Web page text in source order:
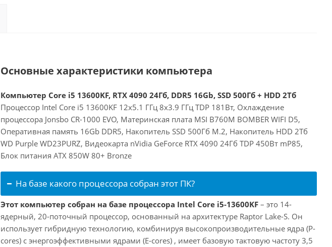
Основные характеристики компьютера
Компьютер Core i5 13600KF, RTX 4090 24Гб, DDR5 16Gb, SSD 500Гб + HDD 2Тб
Процессор Intel Core i5 13600KF 12x5.1 ГГц 8x3.9 ГГц TDP 181Вт, Охлаждение
процессора Jonsbo CR-1000 EVO, Материнская плата MSI B760M BOMBER WIFI D5,
Оперативная память 16Gb DDR5, Накопитель SSD 500Гб M.2, Накопитель HDD 2Тб
WD Purple WD23PURZ, Видеокарта nVidia GeForce RTX 4090 24Гб TDP 450Вт mP85,
Блок питания ATX 850W 80+ Bronze
На базе какого процессора собран этот ПК?
Этот компьютер собран на базе процессора Intel Core i5-13600KF – это 14-
ядерный, 20-поточный процессор, основанный на архитектуре Raptor Lake-S. Он
использует гибридную технологию, комбинируя высокопроизводительные ядра (P-
cores) с энергоэффективными ядрами (E-cores) , имеет базовую тактовую частоту 3,5